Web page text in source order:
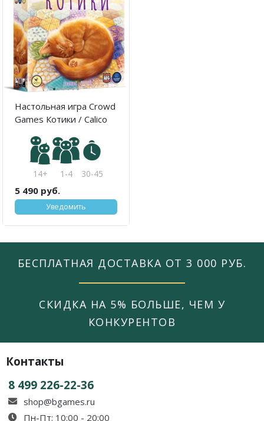
······
Настольная игра Crowd
Games Котики / Calico
14+ 1-4 30-45
5 490 руб.
Уведомить
БЕСПЛАТНАЯ ДОСТАВКА ОТ 3 000 РУБ.
СКИДКА НА 5% БОЛЬШЕ, ЧЕМ У
КОНКУРЕНТОВ
Контакты
8 499 226-22-36
shop@bgames.ru
Пн-Пт: 10:00 - 20:00